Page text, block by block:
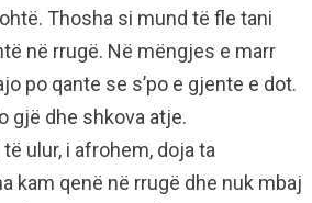
Thosha si mund të fle tani
në rrugë. Në mëngjes e marr
po qante se s’po e gjente e dot.
gjë dhe shkova atje.
ulur, i afrohem, doja ta
kam qenë në rrugë dhe nuk mbaj